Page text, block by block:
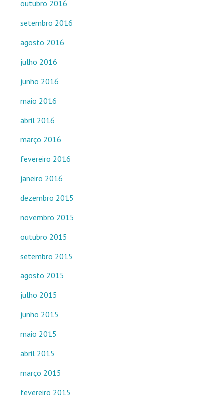
outubro 2016
setembro 2016
agosto 2016
julho 2016
junho 2016
maio 2016
abril 2016
março 2016
fevereiro 2016
janeiro 2016
dezembro 2015
novembro 2015
outubro 2015
setembro 2015
agosto 2015
julho 2015
junho 2015
maio 2015
abril 2015
março 2015
fevereiro 2015